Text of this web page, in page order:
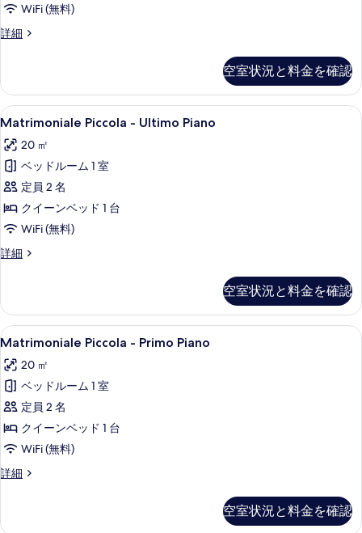
べ
て
真
を
表
示
す
る
WiFi (無料)
詳細
Matrimoniale
の
詳
細
空室状況と料金を確認
Matrimoniale
Piccola
-
Ultimo
Piano
の
す
べ
写
真
を
表
示
す
る
6
Matrimoniale Piccola - Ultimo Piano
20 ㎡
ベッドルーム 1 室
定員 2 名
クイーンベッド 1 台
WiFi (無料)
詳細
Matrimoniale
Piano
の
詳
空室状況と料金を確認
Matrimoniale
Piccola
-
Primo
Piano
の
す
べ
Matrimoniale Piccola - Primo Piano |
5
Matrimoniale Piccola - Primo Piano
20 ㎡
ベッドルーム 1 室
定員 2 名
クイーンベッド 1 台
WiFi (無料)
詳細
Matrimoniale
空室状況と料金を確認